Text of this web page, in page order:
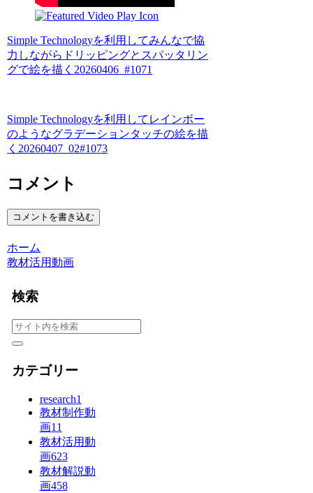
Simple Technologyを利用してみんなで協
力しながらドリッピングとスパッタリン
グで絵を描く20260406_#1071
Simple Technologyを利用してレインボー
のようなグラデーションタッチの絵を描
く20260407_02#1073
コメント
コメントを書き込む
ホーム
教材活用動画
検索
カテゴリー
research1
教材制作動
画11
教材活用動
画623
教材解説動
画458